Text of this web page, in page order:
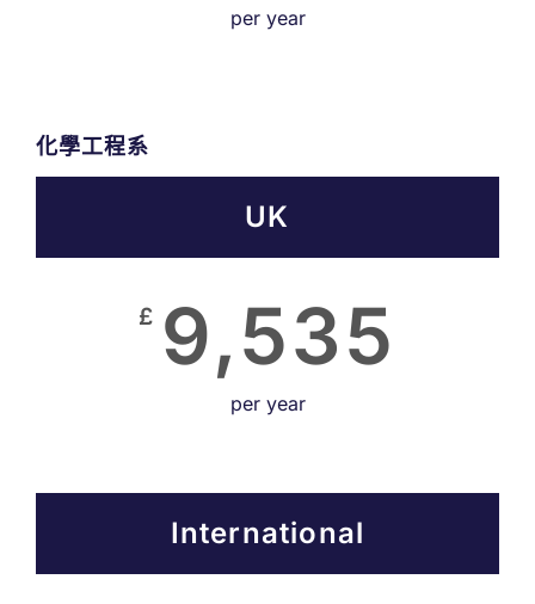
per year
化學工程系
UK
£ 9,535
per year
International